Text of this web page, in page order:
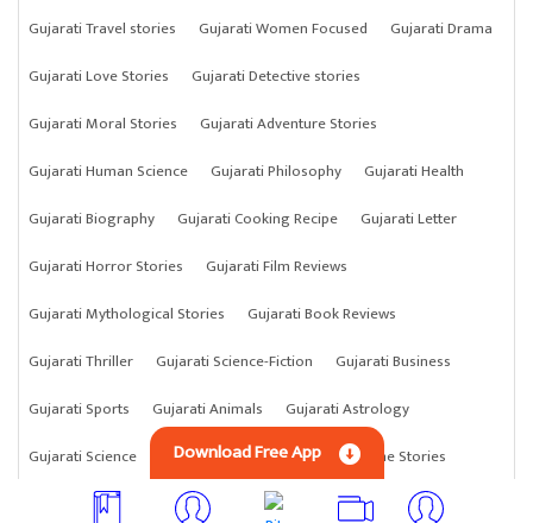
Gujarati Travel stories
Gujarati Women Focused
Gujarati Drama
Gujarati Love Stories
Gujarati Detective stories
Gujarati Moral Stories
Gujarati Adventure Stories
Gujarati Human Science
Gujarati Philosophy
Gujarati Health
Gujarati Biography
Gujarati Cooking Recipe
Gujarati Letter
Gujarati Horror Stories
Gujarati Film Reviews
Gujarati Mythological Stories
Gujarati Book Reviews
Gujarati Thriller
Gujarati Science-Fiction
Gujarati Business
Gujarati Sports
Gujarati Animals
Gujarati Astrology
Gujarati Science
Gujarati Anything Gujarati Crime Stories
Download Free App